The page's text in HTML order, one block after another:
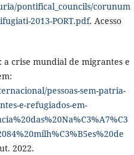
pontifical_councils/corunum
2013-PORT.pdf. Acesso
a crise mundial de migrantes e
pessoas-sem-patria-
e-refugiados-em-
2022.